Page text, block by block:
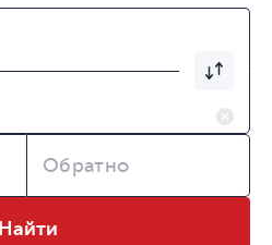
Обратно
Найти